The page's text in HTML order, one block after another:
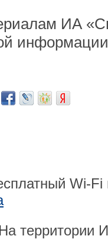
ИА
Wi-Fi
На территории